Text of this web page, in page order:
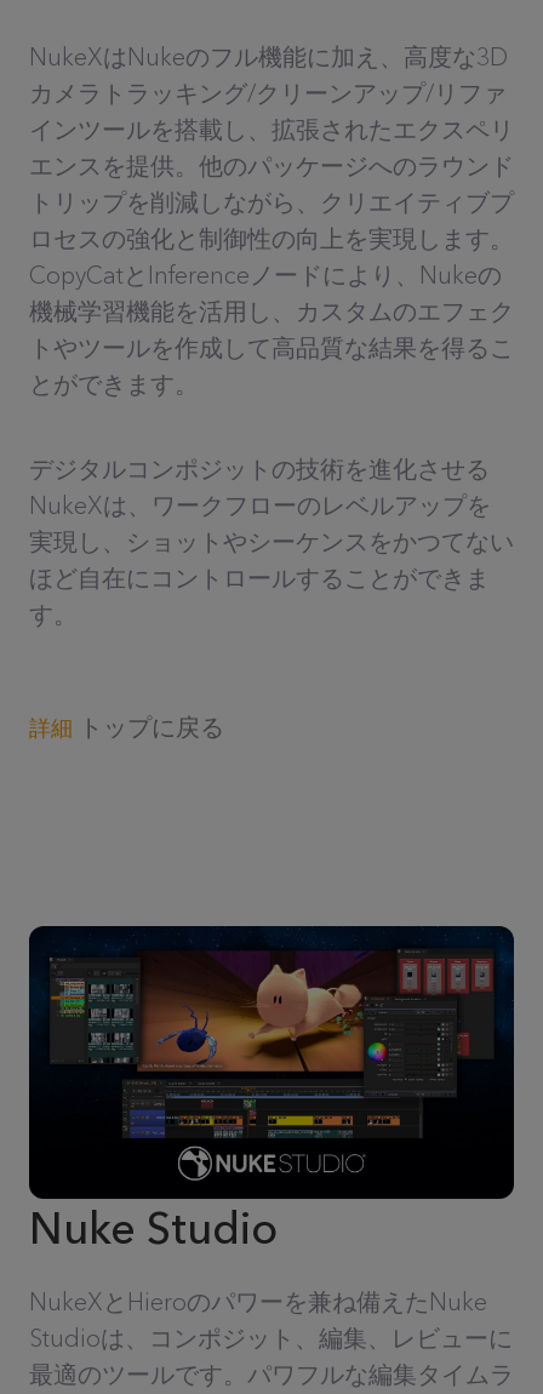
NukeXはNukeのフル機能に加え、高度な3D
カメラトラッキング/クリーンアップ/リファ
インツールを搭載し、拡張されたエクスペリ
エンスを提供。他のパッケージへのラウンド
トリップを削減しながら、クリエイティブプ
ロセスの強化と制御性の向上を実現します。
CopyCatとInferenceノードにより、Nukeの
機械学習機能を活用し、カスタムのエフェク
トやツールを作成して高品質な結果を得るこ
とができます。
デジタルコンポジットの技術を進化させる
NukeXは、ワークフローのレベルアップを
実現し、ショットやシーケンスをかつてない
ほど自在にコントロールすることができま
す。
詳細 トップに戻る
Nuke Studio
NukeXとHieroのパワーを兼ね備えたNuke
Studioは、コンポジット、編集、レビューに
最適のツールです。パワフルな編集タイムラ